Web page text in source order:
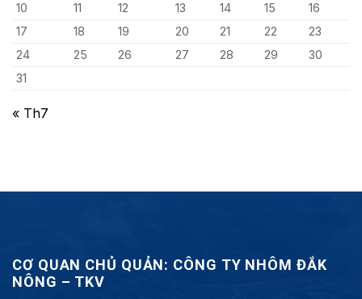
10
11 12 13 14 15
16
17
18 19 20 21 22
23
24
25 26 27 28 29
30
31
« Th7
CƠ QUAN CHỦ QUẢN: CÔNG TY NHÔM ĐẮK
NÔNG – TKV